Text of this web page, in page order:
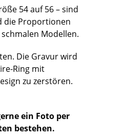
54 auf 56 – sind
die Proportionen
Modellen.
Die Gravur wird
Ring mit
zu zerstören.
ein Foto per
bestehen.